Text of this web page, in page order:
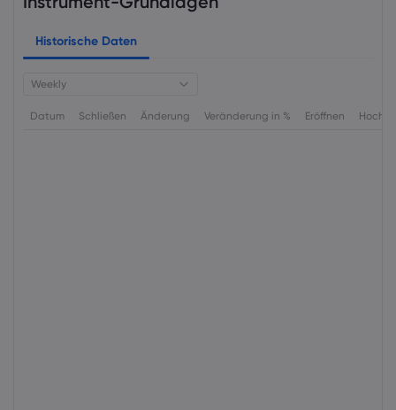
Historische Daten
Weekly
Datum Schließen Änderung Veränderung in % Eröffnen Hoch